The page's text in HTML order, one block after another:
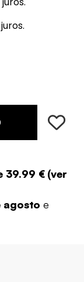
39.99 €(ver
agostoe